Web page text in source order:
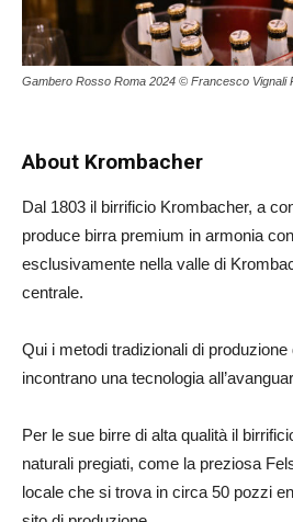
Gambero Rosso Roma 2024 © Francesco Vignali
About Krombacher
Dal 1803 il birrificio Krombacher, a
produce birra premium in armonia
esclusivamente nella valle di
centrale.
Qui i metodi tradizionali di produzione
incontrano una tecnologia
Per le sue birre di alta qualità il
naturali pregiati, come la preziosa
locale che si trova in circa 50 pozzi